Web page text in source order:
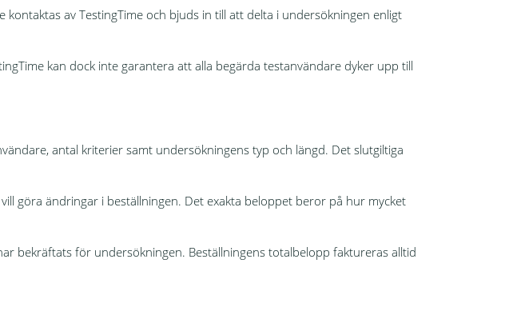
av TestingTime och bjuds in till att delta i undersökningen enligt
kan dock inte garantera att alla begärda testanvändare dyker upp till
antal kriterier samt undersökningens typ och längd. Det slutgiltiga
göra ändringar i beställningen. Det exakta beloppet beror på hur mycket
bekräftats för undersökningen. Beställningens totalbelopp faktureras alltid